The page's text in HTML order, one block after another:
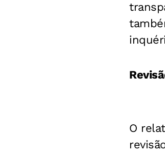
O